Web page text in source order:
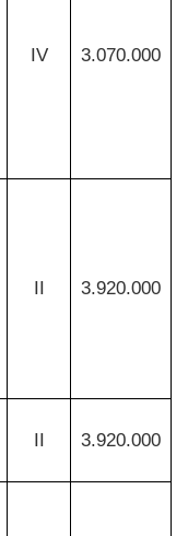
IV 3.070.000
3.920.000
3.920.000